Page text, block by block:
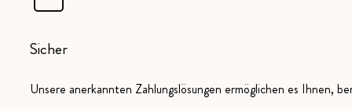
Sicher
Unsere anerkannten Zahlungslösungen ermöglichen es Ihnen,